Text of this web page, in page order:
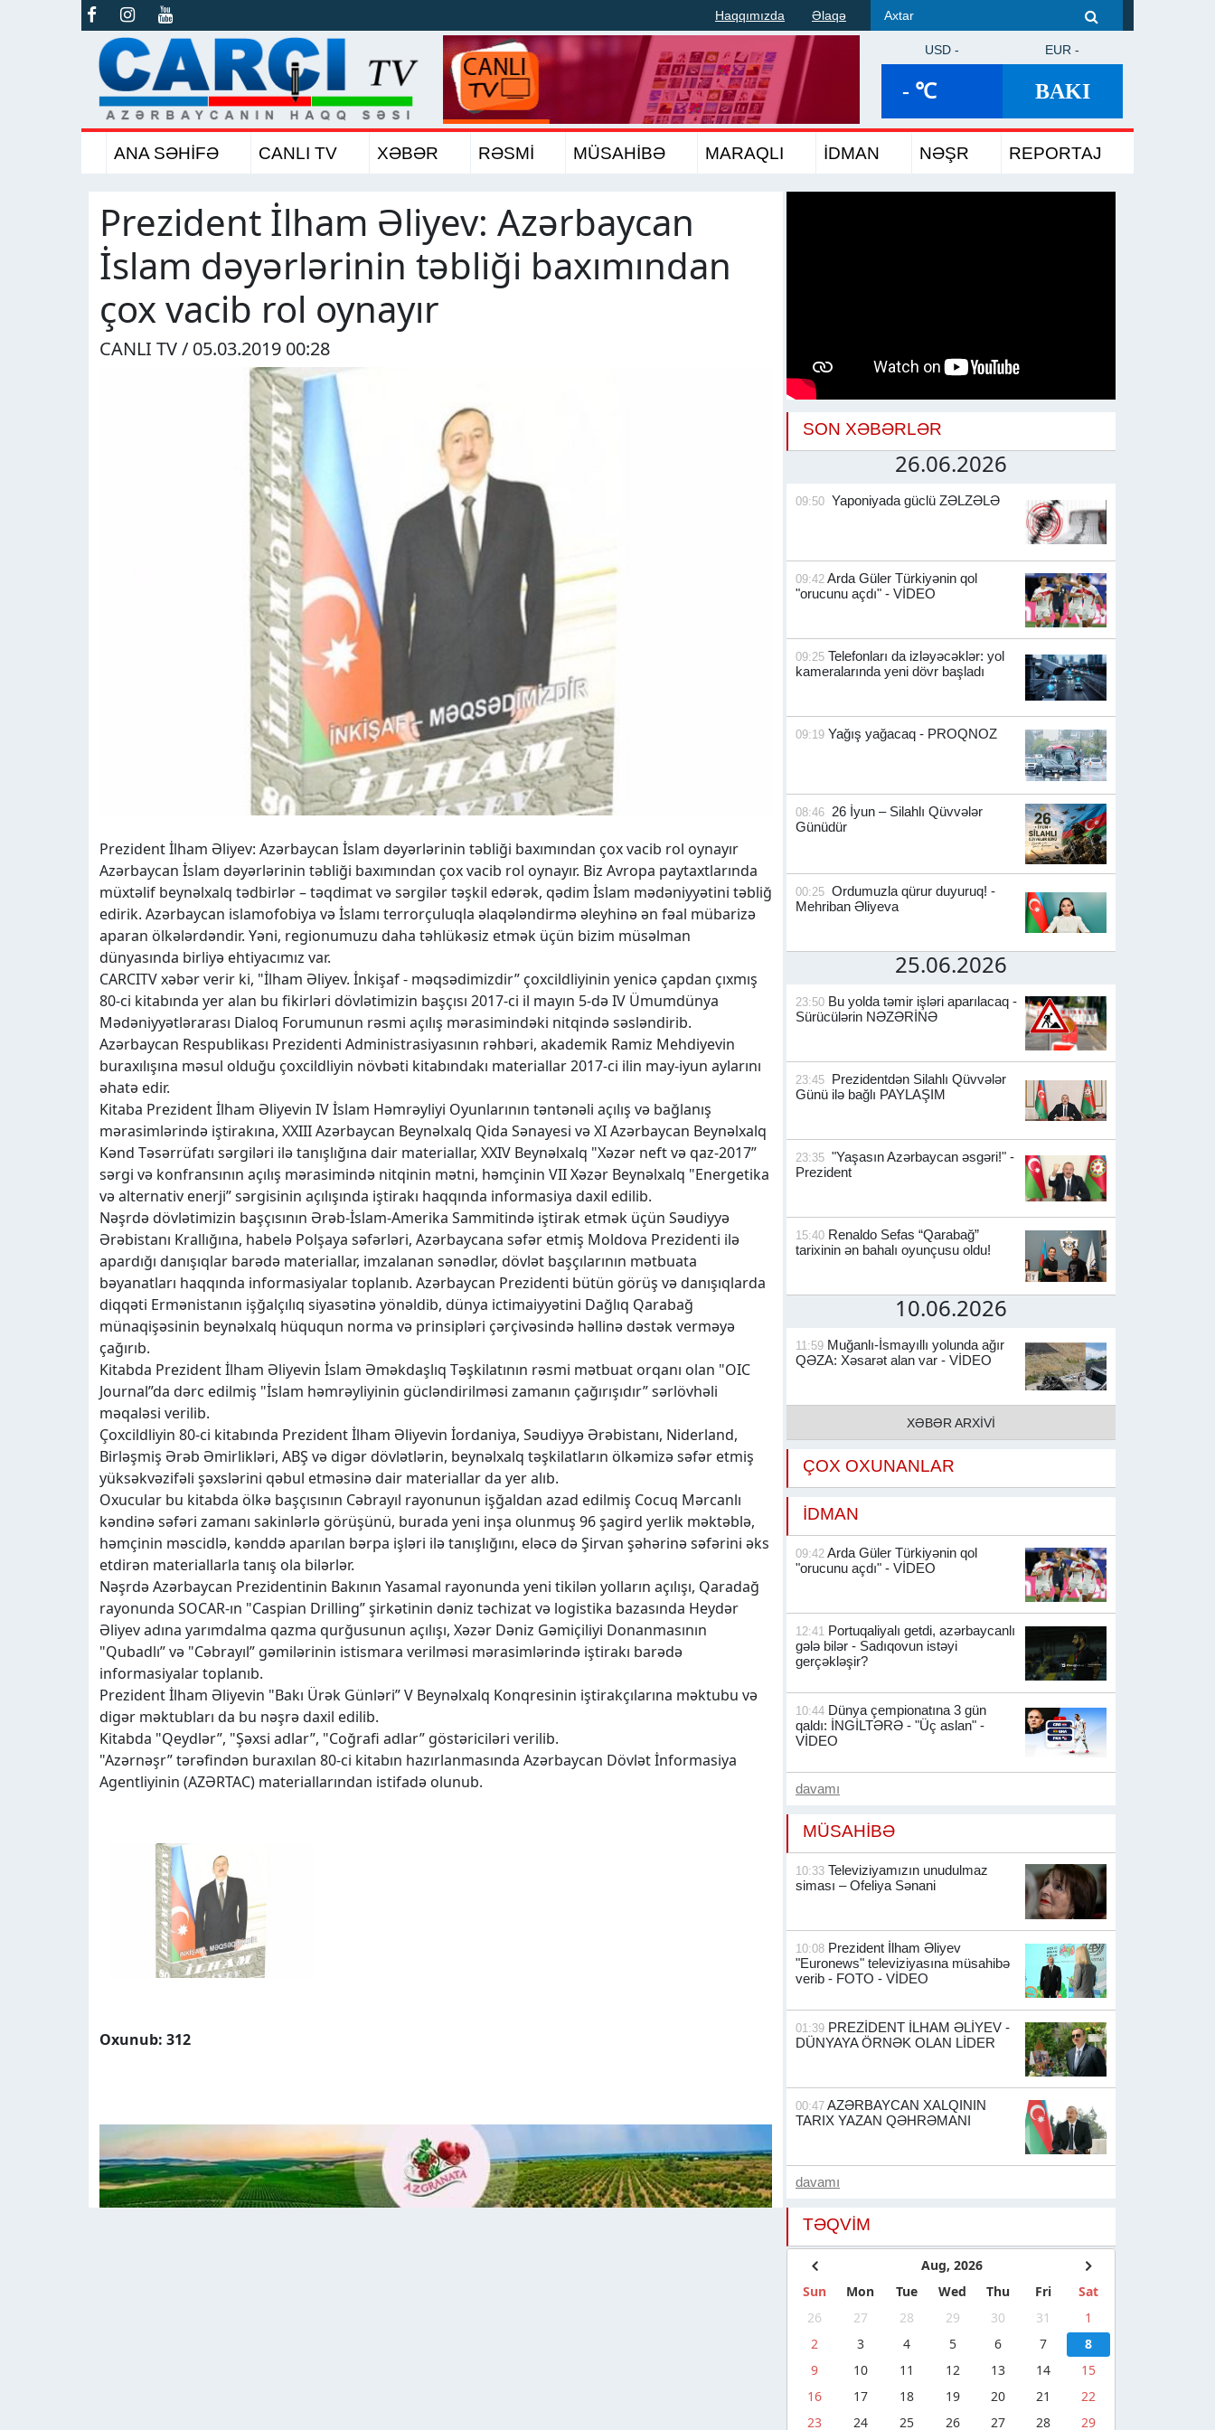
Haqqımızda Əlaqə
USD -
- ℃
EUR -
BAKI
ANA SƏHİFƏ CANLI TV XƏBƏR RƏSMİ MÜSAHİBƏ MARAQLI İDMAN NƏŞR REPORTAJ
Prezident İlham Əliyev: Azərbaycan
İslam dəyərlərinin təbliği baxımından
çox vacib rol oynayır
CANLI TV / 05.03.2019 00:28
Prezident İlham Əliyev: Azərbaycan İslam dəyərlərinin təbliği baxımından çox vacib rol oynayır
Azərbaycan İslam dəyərlərinin təbliği baxımından çox vacib rol oynayır. Biz Avropa paytaxtlarında
müxtəlif beynəlxalq tədbirlər – təqdimat və sərgilər təşkil edərək, qədim İslam mədəniyyətini təbliğ
edirik. Azərbaycan islamofobiya və İslamı terrorçuluqla əlaqələndirmə əleyhinə ən fəal mübarizə
aparan ölkələrdəndir. Yəni, regionumuzu daha təhlükəsiz etmək üçün bizim müsəlman
dünyasında birliyə ehtiyacımız var.
CARCITV xəbər verir ki, "İlham Əliyev. İnkişaf - məqsədimizdir” çoxcildliyinin yenicə çapdan çıxmış
80-ci kitabında yer alan bu fikirləri dövlətimizin başçısı 2017-ci il mayın 5-də IV Ümumdünya
Mədəniyyətlərarası Dialoq Forumunun rəsmi açılış mərasimindəki nitqində səsləndirib.
Azərbaycan Respublikası Prezidenti Administrasiyasının rəhbəri, akademik Ramiz Mehdiyevin
buraxılışına məsul olduğu çoxcildliyin növbəti kitabındakı materiallar 2017-ci ilin may-iyun aylarını
əhatə edir.
Kitaba Prezident İlham Əliyevin IV İslam Həmrəyliyi Oyunlarının təntənəli açılış və bağlanış
mərasimlərində iştirakına, XXIII Azərbaycan Beynəlxalq Qida Sənayesi və XI Azərbaycan Beynəlxalq
Kənd Təsərrüfatı sərgiləri ilə tanışlığına dair materiallar, XXIV Beynəlxalq "Xəzər neft və qaz-2017”
sərgi və konfransının açılış mərasimində nitqinin mətni, həmçinin VII Xəzər Beynəlxalq "Energetika
və alternativ enerji” sərgisinin açılışında iştirakı haqqında informasiya daxil edilib.
Nəşrdə dövlətimizin başçısının Ərəb-İslam-Amerika Sammitində iştirak etmək üçün Səudiyyə
Ərəbistanı Krallığına, habelə Polşaya səfərləri, Azərbaycana səfər etmiş Moldova Prezidenti ilə
apardığı danışıqlar barədə materiallar, imzalanan sənədlər, dövlət başçılarının mətbuata
bəyanatları haqqında informasiyalar toplanıb. Azərbaycan Prezidenti bütün görüş və danışıqlarda
diqqəti Ermənistanın işğalçılıq siyasətinə yönəldib, dünya ictimaiyyətini Dağlıq Qarabağ
münaqişəsinin beynəlxalq hüququn norma və prinsipləri çərçivəsində həllinə dəstək verməyə
çağırıb.
Kitabda Prezident İlham Əliyevin İslam Əməkdaşlıq Təşkilatının rəsmi mətbuat orqanı olan "OIC
Journal”da dərc edilmiş "İslam həmrəyliyinin gücləndirilməsi zamanın çağırışıdır” sərlövhəli
məqaləsi verilib.
Çoxcildliyin 80-ci kitabında Prezident İlham Əliyevin İordaniya, Səudiyyə Ərəbistanı, Niderland,
Birləşmiş Ərəb Əmirlikləri, ABŞ və digər dövlətlərin, beynəlxalq təşkilatların ölkəmizə səfər etmiş
yüksəkvəzifəli şəxslərini qəbul etməsinə dair materiallar da yer alıb.
Oxucular bu kitabda ölkə başçısının Cəbrayıl rayonunun işğaldan azad edilmiş Cocuq Mərcanlı
kəndinə səfəri zamanı sakinlərlə görüşünü, burada yeni inşa olunmuş 96 şagird yerlik məktəblə,
həmçinin məscidlə, kənddə aparılan bərpa işləri ilə tanışlığını, eləcə də Şirvan şəhərinə səfərini əks
etdirən materiallarla tanış ola bilərlər.
Nəşrdə Azərbaycan Prezidentinin Bakının Yasamal rayonunda yeni tikilən yolların açılışı, Qaradağ
rayonunda SOCAR-ın "Caspian Drilling” şirkətinin dəniz təchizat və logistika bazasında Heydər
Əliyev adına yarımdalma qazma qurğusunun açılışı, Xəzər Dəniz Gəmiçiliyi Donanmasının
"Qubadlı” və "Cəbrayıl” gəmilərinin istismara verilməsi mərasimlərində iştirakı barədə
informasiyalar toplanıb.
Prezident İlham Əliyevin "Bakı Ürək Günləri” V Beynəlxalq Konqresinin iştirakçılarına məktubu və
digər məktubları da bu nəşrə daxil edilib.
Kitabda "Qeydlər”, "Şəxsi adlar”, "Coğrafi adlar” göstəriciləri verilib.
"Azərnəşr” tərəfindən buraxılan 80-ci kitabın hazırlanmasında Azərbaycan Dövlət İnformasiya
Agentliyinin (AZƏRTAC) materiallarından istifadə olunub.
Oxunub: 312
SON XƏBƏRLƏR
26.06.2026
09:50 Yaponiyada güclü ZƏLZƏLƏ
09:42 Arda Güler Türkiyənin qol
"orucunu açdı" - VİDEO
09:25 Telefonları da izləyəcəklər: yol
kameralarında yeni dövr başladı
09:19 Yağış yağacaq - PROQNOZ
08:46 26 İyun – Silahlı Qüvvələr
Günüdür
00:25 Ordumuzla qürur duyuruq! -
Mehriban Əliyeva
25.06.2026
23:50 Bu yolda təmir işləri aparılacaq -
Sürücülərin NƏZƏRİNƏ
23:45 Prezidentdən Silahlı Qüvvələr
Günü ilə bağlı PAYLAŞIM
23:35 "Yaşasın Azərbaycan əsgəri!" -
Prezident
15:40 Renaldo Sefas “Qarabağ”
tarixinin ən bahalı oyunçusu oldu!
10.06.2026
11:59 Muğanlı-İsmayıllı yolunda ağır
QƏZA: Xəsarət alan var - VİDEO
XƏBƏR ARXİVİ
ÇOX OXUNANLAR
İDMAN
09:42 Arda Güler Türkiyənin qol
"orucunu açdı" - VİDEO
12:41 Portuqaliyalı getdi, azərbaycanlı
gələ bilər - Sadıqovun istəyi
gerçəkləşir?
10:44 Dünya çempionatına 3 gün
qaldı: İNGİLTƏRƏ - "Üç aslan" -
VİDEO
davamı
MÜSAHİBƏ
10:33 Televiziyamızın unudulmaz
siması – Ofeliya Sənani
10:08 Prezident İlham Əliyev
"Euronews" televiziyasına müsahibə
verib - FOTO - VİDEO
01:39 PREZİDENT İLHAM ƏLİYEV -
DÜNYAYA ÖRNƏK OLAN LİDER
00:47 AZƏRBAYCAN XALQININ
TARIX YAZAN QƏHRƏMANI
davamı
TƏQVIM
Aug, 2026
Sun
Mon Tue Wed Thu Fri
Sat
26
27 28 29 30 31
1
2
3 4 5 6 7
8
9
10 11 12 13 14
15
16
17 18 19 20 21
22
23
24 25 26 27 28 29